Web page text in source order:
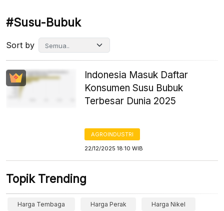
#susu-Bubuk
Sort by
Indonesia Masuk Daftar
Konsumen Susu Bubuk
Terbesar Dunia 2025
AGROINDUSTRI
22/12/2025 18:10 WIB
Topik Trending
Harga Tembaga Harga Perak Harga Nikel